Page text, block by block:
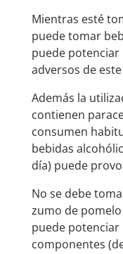
Mientras esté
puede tomar
puede potenciar
adversos de
Además la
contienen
consumen
bebidas
día) puede
No se debe
zumo de
puede potenciar
componentes